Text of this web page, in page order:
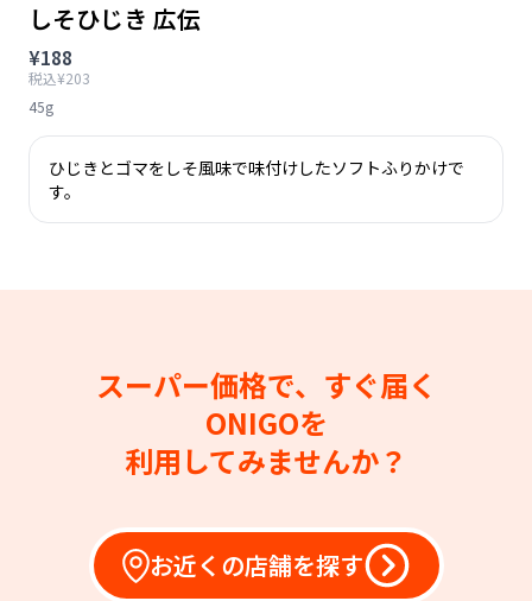
しそひじき 広伝
¥188
税込¥203
45g
ひじきとゴマをしそ風味で味付けしたソフトふりかけで
す。
スーパー価格で、すぐ届く
ONIGOを
利用してみませんか？
お近くの店舗を探す